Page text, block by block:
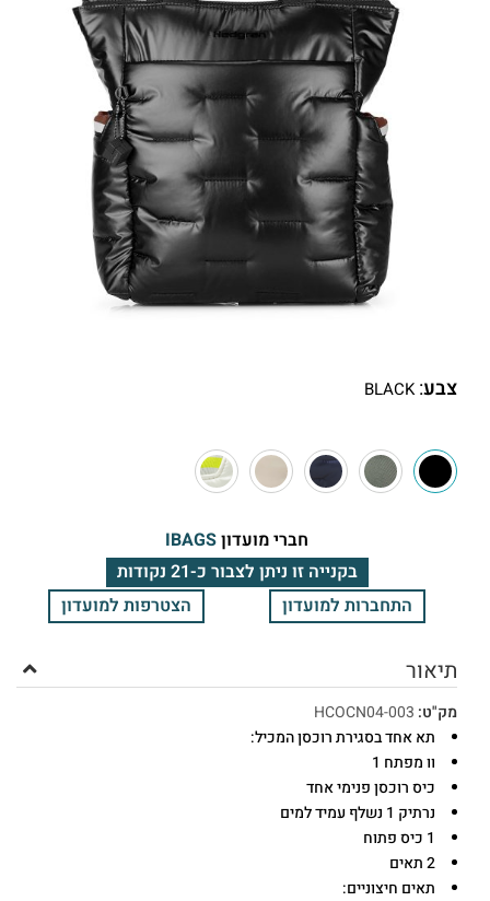
צבע:
BLACK
חברי מועדון
בקנייה זו ניתן לצבור כ-21 נקודות
התחברות למועדון
הצטרפות למועדון
תיאור
מק"ט: HCOCN04-003
תא אחד בסגירת רוכסן המכיל:
וו מפתח 1
כיס רוכסן פנימי אחד
נרתיק 1 נשלף עמיד למים
1 כיס פתוח
2 תאים
תאים חיצוניים: